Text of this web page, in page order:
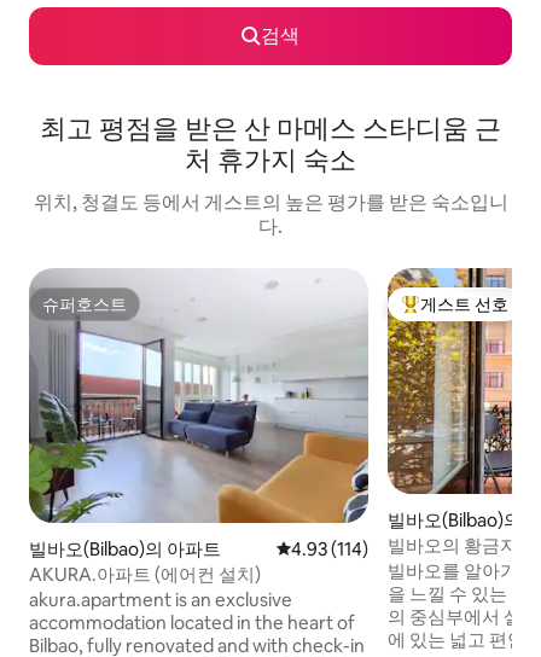
검색
최고 평점을 받은 산 마메스 스타디움 근
처 휴가지 숙소
위치, 청결도 등에서 게스트의 높은 평가를 받은 숙소입니
다.
슈퍼호스트
슈퍼호스트
빌바오(Bilbao)의 아파트 평점 4.93점(5점 만점), 후기 114
4.93 (114)
AKURA.아파트 (에어컨 설치)
akura.apartment is an exclusive
accommodation located in the heart of
Bilbao, fully renovated and with check-in
상위 게스트 선호
게스트 선호
빌바오(Bilbao)의
빌바오의 황금지
빌바오를 알아가
을 느낄 수 있는 방
의 중심부에서 살
에 있는 넓고 편안